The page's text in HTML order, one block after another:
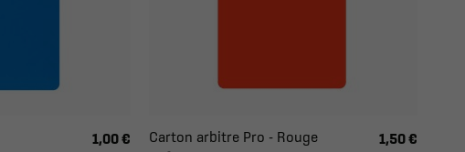
1,00 €
Carton arbitre Pro - Rouge
1,50 €